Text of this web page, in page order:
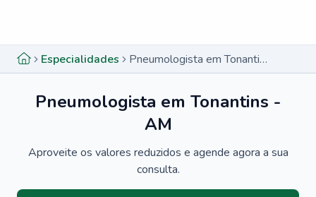
Especialidades Pneumologista em Tonantins - AM
Pneumologista em Tonantins -
AM
Aproveite os valores reduzidos e agende agora a sua
consulta.